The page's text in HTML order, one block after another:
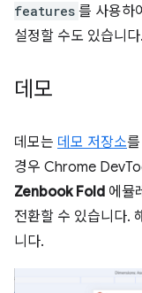
features 를 사용하
설정할 수도 있습니다.
데모
데모는 데모 저장소
경우 Chrome
Zenbook Fold 에뮬
전환할 수 있습니다.
니다.